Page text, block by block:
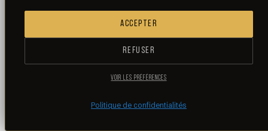
ACCEPTER
REFUSER
VOIR LES PRÉFÉRENCES
Politique de confidentialités